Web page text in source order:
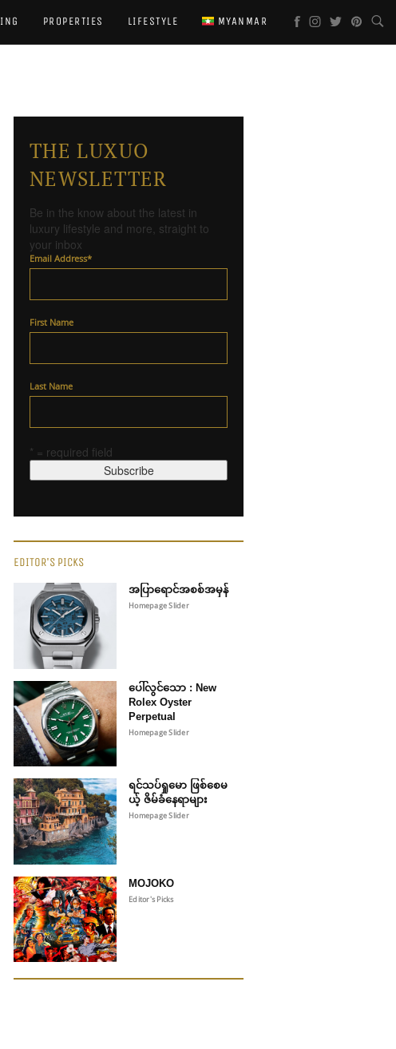
PROPERTIES LIFESTYLE MYANMAR
THE LUXUO
NEWSLETTER
Be in the know about the latest in
luxury lifestyle and more, straight to
your inbox
Email Address*
First Name
Last Name
* = required field
EDITOR'S PICKS
အပြာရောင်အစစ်အမှန်
Homepage Slider
ပေါ်လွင်သော : New
Rolex Oyster
Perpetual
Homepage Slider
ရင်သပ်ရှုမော ဖြစ်စေမ
ယ့် ဇိမ်ခံနေရာများ
Homepage Slider
MOJOKO
Editor's Picks